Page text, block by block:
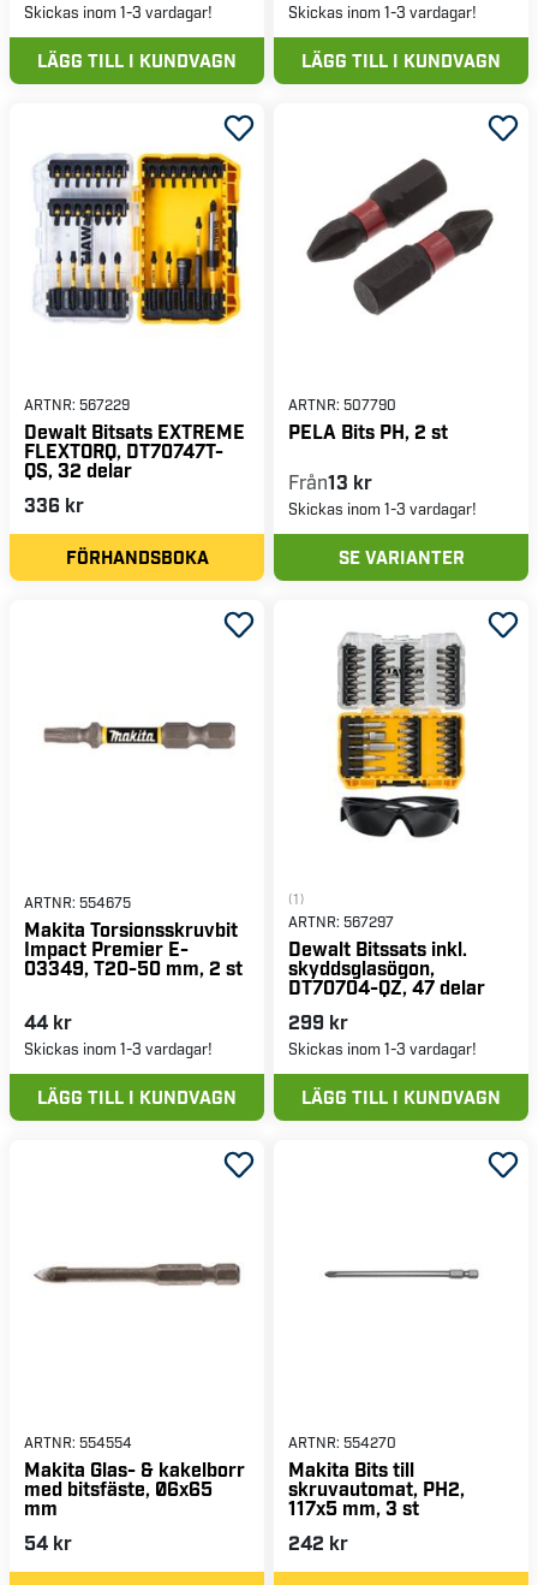
Skickas inom 1-3 vardagar!
LÄGG TILL I KUNDVAGN
Skickas inom 1-3 vardagar!
LÄGG TILL I KUNDVAGN
ARTNR: 567229
Dewalt Bitsats EXTREME
FLEXTORQ, DT70747T-
QS, 32 delar
336 kr
FÖRHANDSBOKA
ARTNR: 507790
PELA Bits PH, 2 st
Från13 kr
Skickas inom 1-3 vardagar!
SE VARIANTER
ARTNR: 554675
Makita Torsionsskruvbit
Impact Premier E-
03349, T20-50 mm, 2 st
44 kr
Skickas inom 1-3 vardagar!
LÄGG TILL I KUNDVAGN
(1)
ARTNR: 567297
Dewalt Bitssats inkl.
skyddsglasögon,
DT70704-QZ, 47 delar
299 kr
Skickas inom 1-3 vardagar!
LÄGG TILL I KUNDVAGN
ARTNR: 554554
Makita Glas- & kakelborr
med bitsfäste, Ø6x65
mm
54 kr
ARTNR: 554270
Makita Bits till
skruvautomat, PH2,
117x5 mm, 3 st
242 kr